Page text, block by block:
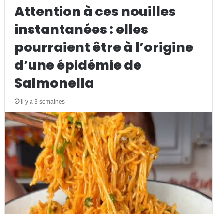
Attention à ces nouilles
instantanées : elles
pourraient être à l’origine
d’une épidémie de
Salmonella
il y a 3 semaines